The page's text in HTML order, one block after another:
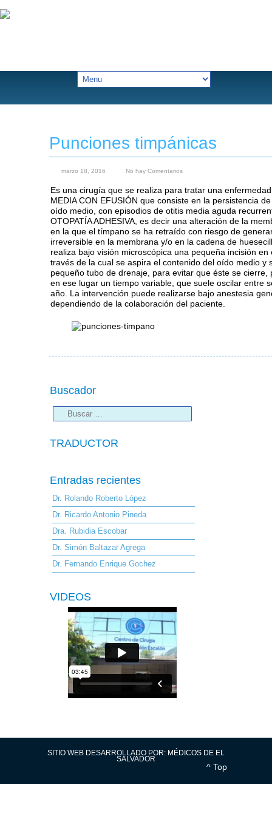
Punciones timpánicas
marzo 18, 2016 No hay Comentarios
Es una cirugía que se realiza para tratar una
MEDIA CON EFUSIÓN que consiste en la persistencia
oído medio, con episodios de otitis media aguda
OTOPATÍA ADHESIVA, es decir una alteración de la
en la que el tímpano se ha retraído con riesgo de
irreversible en la membrana y/o en la cadena de
realiza bajo visión microscópica una pequeña incisión en
través de la cual se aspira el contenido del oído medio y
pequeño tubo de drenaje, para evitar que éste se cierre,
en ese lugar un tiempo variable, que suele oscilar entre
año. La intervención puede realizarse bajo anestesia
dependiendo de la colaboración del paciente.
Buscador
TRADUCTOR
Entradas recientes
Dr. Rolando Roberto López
Dr. Ricardo Antonio Pineda
Dra. Rubidia Escobar
Dr. Simón Baltazar Agrega
Dr. Fernando Enrique Gochez
VIDEOS
SITIO WEB DESARROLLADO POR: MÉDICOS DE EL
SALVADOR
^ Top